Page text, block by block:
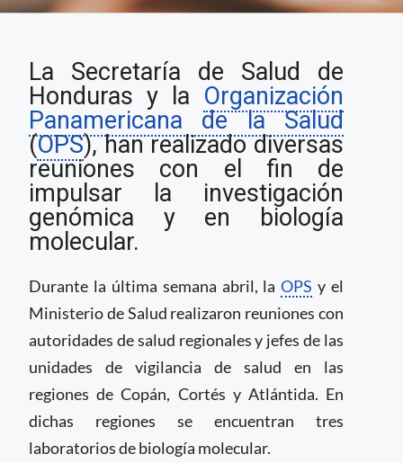
investigación
genómica de COVID-19
en Honduras
La Secretaría de Salud de
Honduras y la Organización
Panamericana de la Salud
(OPS), han realizado diversas
reuniones con el fin de
impulsar la investigación
genómica y en biología
molecular.
Durante la última semana abril, laOPS y el
Ministerio de Salud realizaron reuniones con
autoridades de salud regionales y jefes de las
unidades de vigilancia de salud en las
regiones de Copán, Cortés y Atlántida. En
dichas regiones se encuentran tres
laboratorios de biología molecular.